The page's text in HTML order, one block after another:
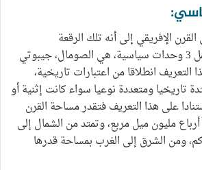
الإفريقي إلى أنه تلك الرقعة
الاستراتيجية التي تشمل 3 وحدات سياسية، هي الصومال، جيبوتي
التعريف انطلاقا من اعتبارات تاريخية،
ومتعددة نوعيا سواء كانت إثنية أو
على هذا التعريف فتقدر مساحة القرن
مليون ميل مربع، وتمتد من الشمال إلى
الجنوب بحوالي 2500 كم، ومن الشرق إلى الغرب بمساحة قدرها